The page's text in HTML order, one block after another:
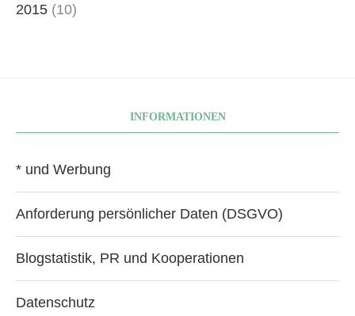
2015 (10)
INFORMATIONEN
* und Werbung
Anforderung persönlicher Daten (DSGVO)
Blogstatistik, PR und Kooperationen
Datenschutz